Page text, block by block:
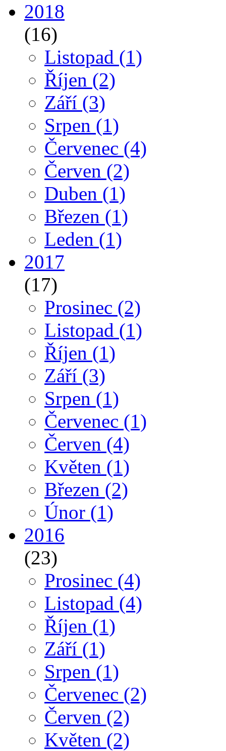
2018
(16)
Listopad (1)
Říjen (2)
Září (3)
Srpen (1)
Červenec (4)
Červen (2)
Duben (1)
Březen (1)
Leden (1)
2017
(17)
Prosinec (2)
Listopad (1)
Říjen (1)
Září (3)
Srpen (1)
Červenec (1)
Červen (4)
Květen (1)
Březen (2)
Únor (1)
2016
(23)
Prosinec (4)
Listopad (4)
Říjen (1)
Září (1)
Srpen (1)
Červenec (2)
Červen (2)
Květen (2)